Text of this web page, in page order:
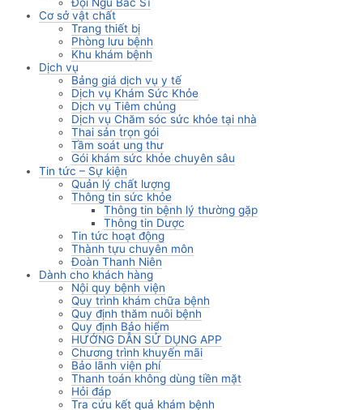
Cơ sở vật chất
Trang thiết bị
Phòng lưu bệnh
Khu khám bệnh
Dịch vụ
Bảng giá dịch vụ y tế
Dịch vụ Khám Sức Khỏe
Dịch vụ Tiêm chủng
Dịch vụ Chăm sóc sức khỏe tại nhà
Thai sản trọn gói
Tầm soát ung thư
Gói khám sức khỏe chuyên sâu
Tin tức – Sự kiện
Quản lý chất lượng
Thông tin sức khỏe
Thông tin bệnh lý thường gặp
Thông tin Dược
Tin tức hoạt động
Thành tựu chuyên môn
Đoàn Thanh Niên
Dành cho khách hàng
Nội quy bệnh viện
Quy trình khám chữa bệnh
Quy định thăm nuôi bệnh
Quy định Bảo hiểm
HƯỚNG DẪN SỬ DỤNG APP
Chương trình khuyến mãi
Bảo lãnh viện phí
Thanh toán không dùng tiền mặt
Hỏi đáp
Tra cứu kết quả khám bệnh